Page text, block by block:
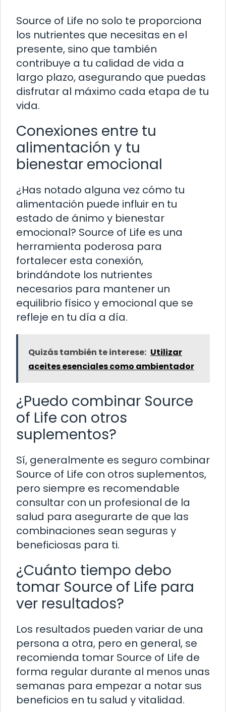
Source of Life no solo te proporciona
los nutrientes que necesitas en el
presente, sino que también
contribuye a tu calidad de vida a
largo plazo, asegurando que puedas
disfrutar al máximo cada etapa de tu
vida.
Conexiones entre tu
alimentación y tu
bienestar emocional
¿Has notado alguna vez cómo tu
alimentación puede influir en tu
estado de ánimo y bienestar
emocional? Source of Life es una
herramienta poderosa para
fortalecer esta conexión,
brindándote los nutrientes
necesarios para mantener un
equilibrio físico y emocional que se
refleje en tu día a día.
Quizás también te interese: Utilizar
aceites esenciales como ambientador
¿Puedo combinar Source
of Life con otros
suplementos?
Sí, generalmente es seguro combinar
Source of Life con otros suplementos,
pero siempre es recomendable
consultar con un profesional de la
salud para asegurarte de que las
combinaciones sean seguras y
beneficiosas para ti.
¿Cuánto tiempo debo
tomar Source of Life para
ver resultados?
Los resultados pueden variar de una
persona a otra, pero en general, se
recomienda tomar Source of Life de
forma regular durante al menos unas
semanas para empezar a notar sus
beneficios en tu salud y vitalidad.